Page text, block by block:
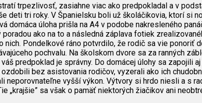
trpezlivosť, zasiahne viac ako predpokladal a v
tri roky. V Španielsku boli už školáčikovia, ktorí si
domáca úloha prišla na A4 v podobe nakresleného
poradou ako na to a následná záplava fotiek
Pondelkové ráno potvrdilo, že rodič sa vie ponoriť
pochvalu. Na školskom dvore sa za ranných
predpoklad je správny. Do domácej úlohy sa zapojili
bez asistovania rodičov, vyzerali ako ich
vyšší výkon. Výtvory si hrdo niesli a s
sa však o pamäť niektorých žiačikov ani